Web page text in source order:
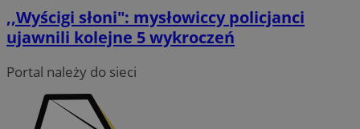
,,Wyścigi słoni": mysłowiccy policjanci
ujawnili kolejne 5 wykroczeń
Portal należy do sieci
Funkcjonalność Niesklasyfikowane